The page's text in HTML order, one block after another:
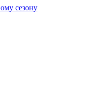
сезону